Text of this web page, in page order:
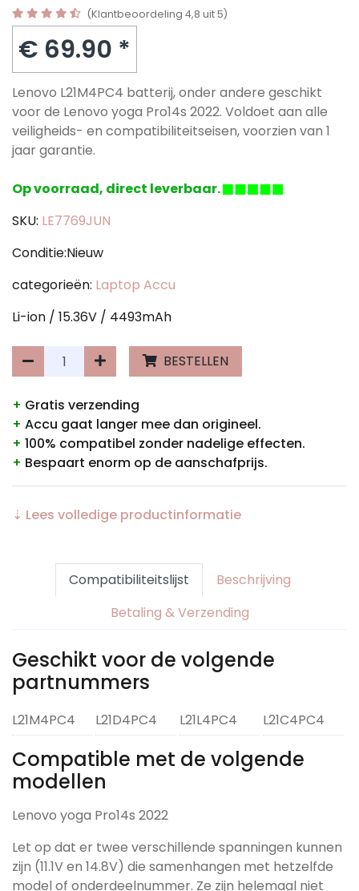
(Klantbeoordeling 4,8 uit 5)
€ 69.90 *
Lenovo L21M4PC4 batterij, onder andere geschikt
voor de Lenovo yoga Pro14s 2022. Voldoet aan alle
veiligheids- en compatibiliteitseisen, voorzien van 1
jaar garantie.
Op voorraad, direct leverbaar.
SKU: LE7769JUN
Conditie:Nieuw
categorieën: Laptop Accu
Li-ion / 15.36V / 4493mAh
BESTELLEN
+ Gratis verzending
+ Accu gaat langer mee dan origineel.
+ 100% compatibel zonder nadelige effecten.
+ Bespaart enorm op de aanschafprijs.
⇣ Lees volledige productinformatie
Compatibiliteitslijst
Beschrijving
Betaling & Verzending
Geschikt voor de volgende
partnummers
L21M4PC4 L21D4PC4 L21L4PC4 L21C4PC4
Compatible met de volgende
modellen
Lenovo yoga Pro14s 2022
Let op dat er twee verschillende spanningen kunnen
zijn (11.1V en 14.8V) die samenhangen met hetzelfde
model of onderdeelnummer. Ze zijn helemaal niet